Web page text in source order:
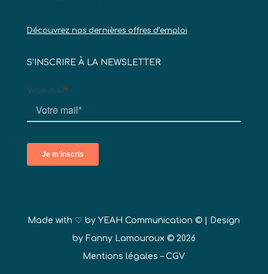
Découvrez nos dernières offres d’emploi
S’INSCRIRE À LA NEWSLETTER
Made with ♡ byYEAH Communication © | Design
by Fanny Lamouroux © 2026
Mentions légales –CGV